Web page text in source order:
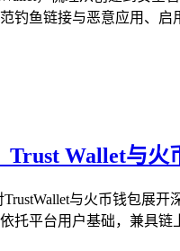
钓鱼链接与恶意应用、
Trust Wallet与火
与火币钱包展
托平台用户基础，兼具